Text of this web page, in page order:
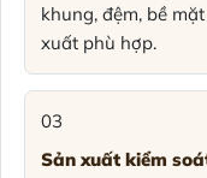
khung, đệm, bề
xuất phù hợp.
03
Sản xuất kiểm